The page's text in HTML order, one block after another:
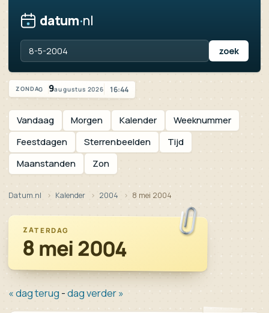
datum·nl
Vandaag is het zondag 9 augustus 2026
ZONDAG 9augustus 2026 16:44
Vandaag Morgen Kalender
Weeknummer
Sterrenbeelden
Tijd
Maanstanden
Zon
Feestdagen
Datum.nl Kalender 2004 8 mei 2004
ZATERDAG
8 mei 2004
« dag terug -dag verder »
Zoek een datum, jaartal of feestdag